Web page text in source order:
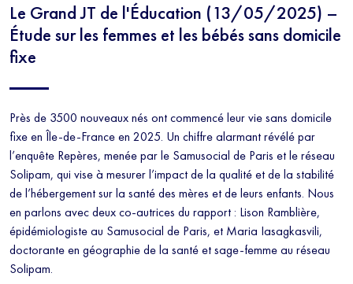
Le Grand JT de l'Éducation (13/05/2025) –
Étude sur les femmes et les bébés sans domicile
fixe
Près de 3500 nouveaux nés ont commencé leur vie sans domicile
fixe en Île-de-France en 2025. Un chiffre alarmant révélé par
l’enquête Repères, menée par le Samusocial de Paris et le réseau
Solipam, qui vise à mesurer l’impact de la qualité et de la stabilité
de l’hébergement sur la santé des mères et de leurs enfants. Nous
en parlons avec deux co-autrices du rapport : Lison Ramblière,
épidémiologiste au Samusocial de Paris, et Maria Iasagkasvili,
doctorante en géographie de la santé et sage-femme au réseau
Solipam.